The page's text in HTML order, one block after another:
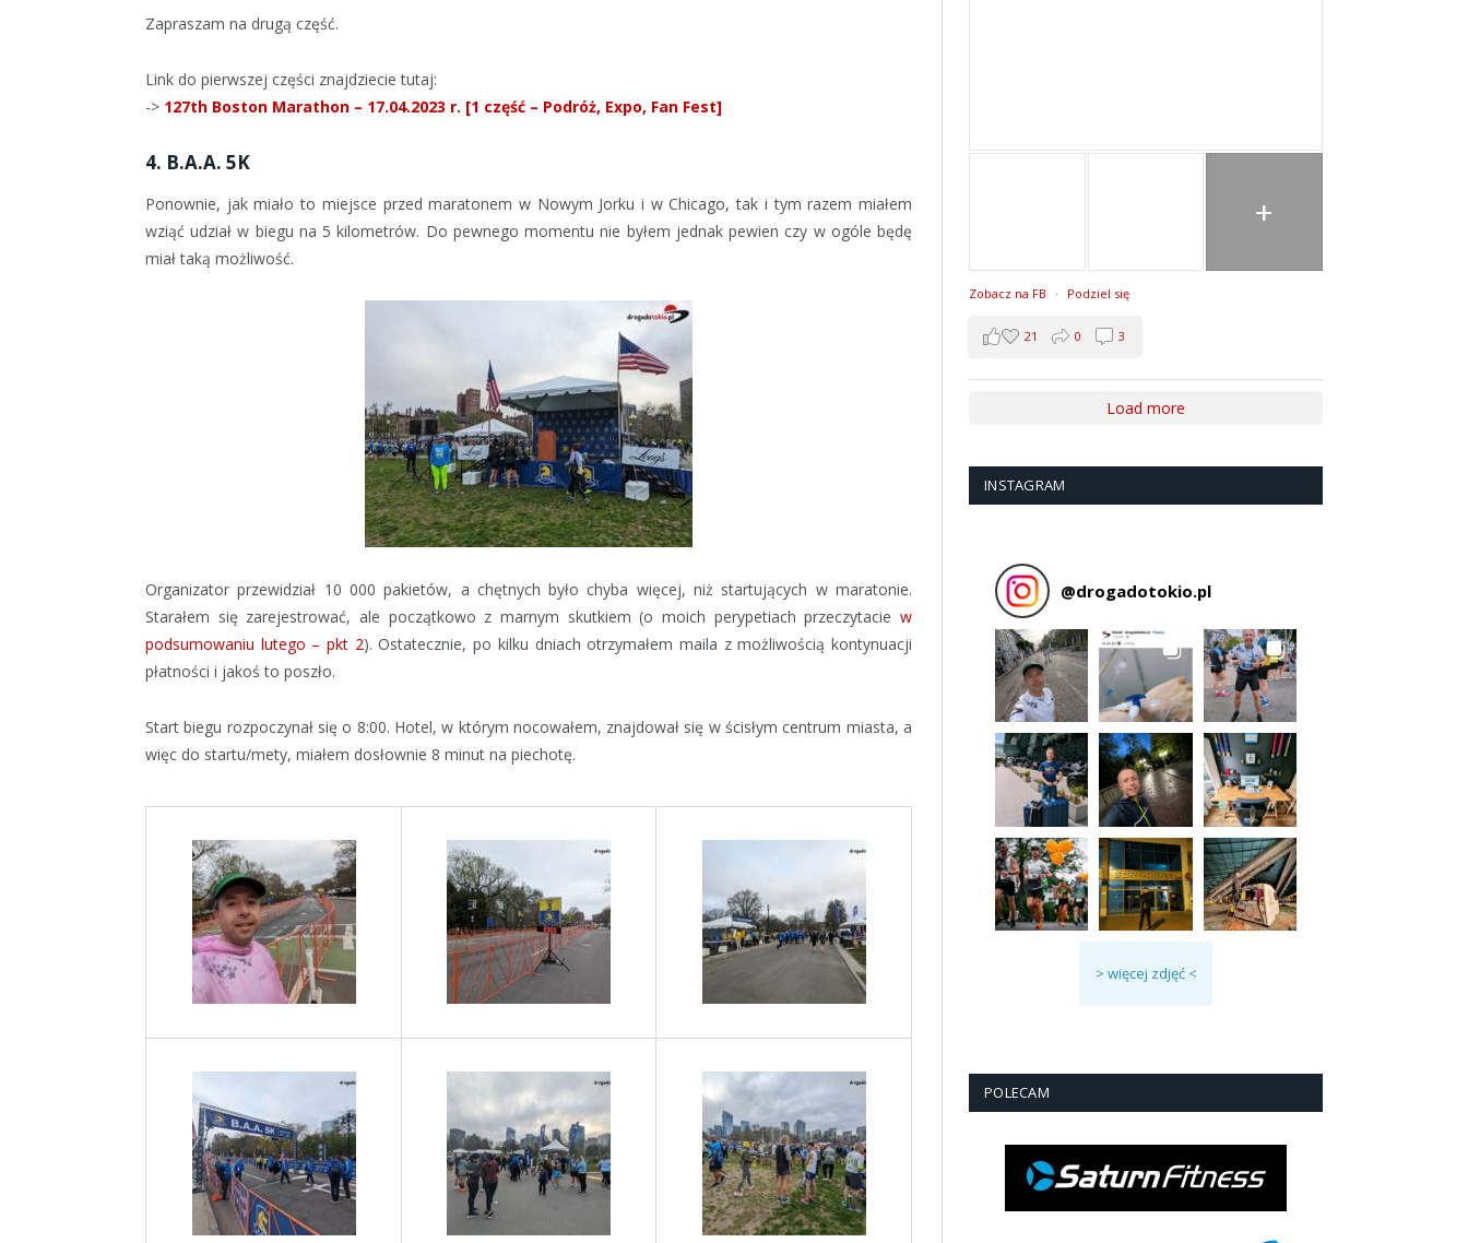
Zapraszam na drugą część.
Link do pierwszej części znajdziecie tutaj:
-> 127th Boston Marathon – 17.04.2023 r. [1 część – Podróż, Expo, Fan Fest]
4. B.A.A. 5K
Ponownie, jak miało to miejsce przed maratonem w Nowym Jorku i w Chicago, tak i tym razem miałem
wziąć udział w biegu na 5 kilometrów. Do pewnego momentu nie byłem jednak pewien czy w ogóle będę
miał taką możliwość.
Organizator przewidział 10 000 pakietów, a chętnych było chyba więcej, niż startujących w maratonie.
Starałem się zarejestrować, ale początkowo z marnym skutkiem (o moich perypetiach przeczytacie w
podsumowaniu lutego – pkt 2). Ostatecznie, po kilku dniach otrzymałem maila z możliwością kontynuacji
płatności i jakoś to poszło.
Start biegu rozpoczynał się o 8:00. Hotel, w którym nocowałem, znajdował się w ścisłym centrum miasta, a
więc do startu/mety, miałem dosłownie 8 minut na piechotę.
+
Zobacz na FB · Podziel się
21 0 3
Load more
INSTAGRAM
@drogadotokio.pl
> więcej zdjęć <
POLECAM